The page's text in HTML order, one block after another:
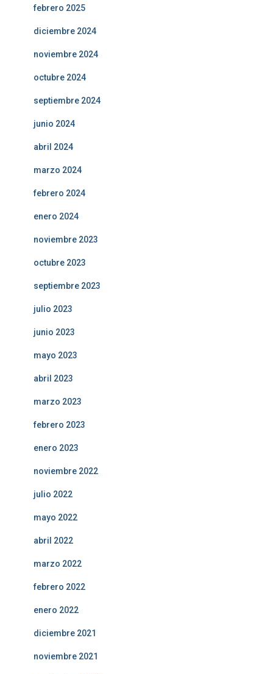
febrero 2025
diciembre 2024
noviembre 2024
octubre 2024
septiembre 2024
junio 2024
abril 2024
marzo 2024
febrero 2024
enero 2024
noviembre 2023
octubre 2023
septiembre 2023
julio 2023
junio 2023
mayo 2023
abril 2023
marzo 2023
febrero 2023
enero 2023
noviembre 2022
julio 2022
mayo 2022
abril 2022
marzo 2022
febrero 2022
enero 2022
diciembre 2021
noviembre 2021